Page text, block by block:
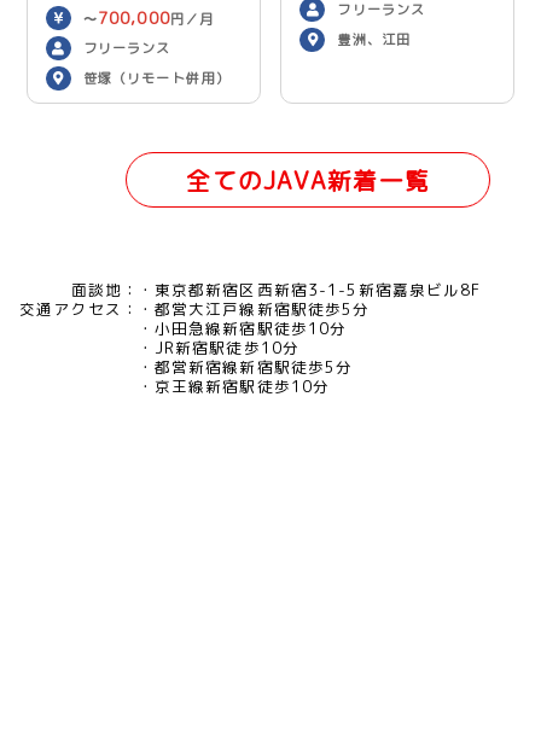
〜700,000円／月
フリーランス
笹塚（リモート併用）
フリーランス
豊洲、江田
全てのJAVA新着一覧
面談地：
東京都新宿区西新宿3-1-5新宿嘉泉ビル8F
交通アクセス：
都営大江戸線新宿駅徒歩5分
小田急線新宿駅徒歩10分
JR新宿駅徒歩10分
都営新宿線新宿駅徒歩5分
京王線新宿駅徒歩10分